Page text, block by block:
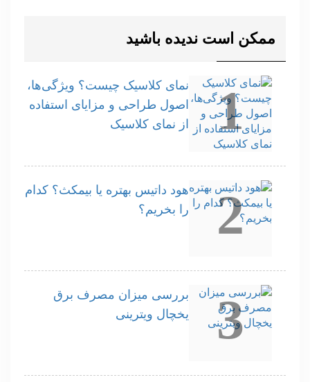
ممکن است ندیده باشید
1
نمای کلاسیک چیست؟ ویژگی‌ها،
اصول طراحی و مزایای استفاده
از نمای کلاسیک
2
هود داتیس بهتره یا بیمکث؟ کدام
را بخریم؟
3
بررسی میزان مصرف برق
یخچال ویترینی